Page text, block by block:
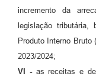
incremento da
legislação
Produto Interno Bruto
2023/2024;
VI - as receitas e